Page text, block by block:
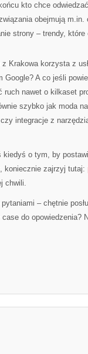
kto chce
obejmują
strony – trendy,
Krakowa korzysta z
A co jeśli
nawet o kilkaset
szybko jak moda
integracje z
kiedyś o tym, by
koniecznie zajrzyj tutaj:
chwili.
– chętnie
do opowiedzenia?